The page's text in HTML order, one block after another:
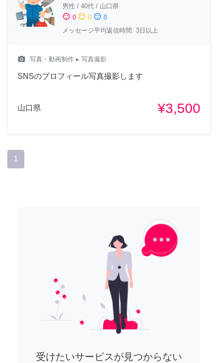
男性 / 40代 / 山口県
sentiment_satisfied 0 sentiment_neutral 0 sentiment_dissatisfied 0
メッセージ平均返信時間: 3日以上
camera_alt 写真・動画制作 ▸ 写真撮影
SNSのプロフィール写真撮影します
山口県 ¥3,500
1
受けたいサービスが見つからない